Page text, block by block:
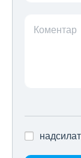
Коментар